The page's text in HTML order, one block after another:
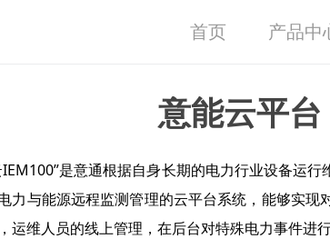
首页 产品中
意能云平台
IEM100”是意通根据自身长期的电力行业设备运
力与能源远程监测管理的云平台系统，能够实
运维人员的线上管理，在后台对特殊电力事件进